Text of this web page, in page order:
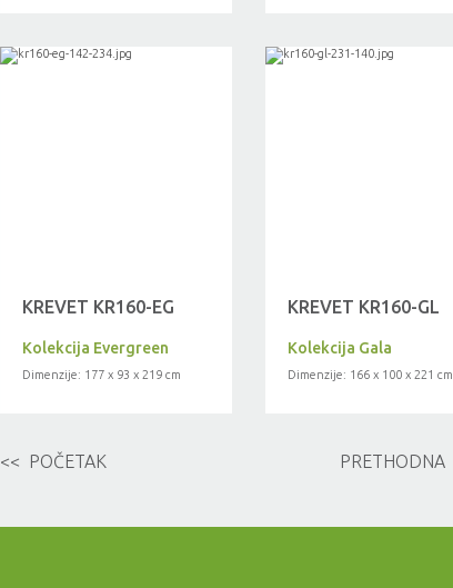
KREVET KR160-EG
Kolekcija Evergreen
Dimenzije: 177 x 93 x 219 cm
KREVET KR160-GL
Kolekcija Gala
Dimenzije: 166 x 100 x 221 cm
<< POČETAK PRETHODNA